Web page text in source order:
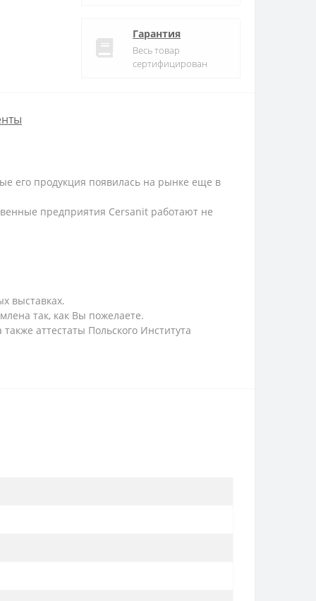
Гарантия
Весь товар
сертифицирован
его продукция появилась на рынке еще в
предприятия Cersanit работают не
выставках.
так, как Вы пожелаете.
аттестаты Польского Института